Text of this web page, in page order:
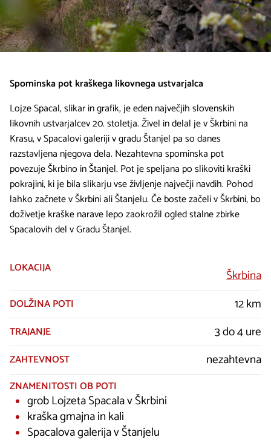
Spominska pot kraškega likovnega ustvarjalca
Lojze Spacal, slikar in grafik, je eden največjih slovenskih
likovnih ustvarjalcev 20. stoletja. Živel in delal je v Škrbini na
Krasu, v Spacalovi galeriji v gradu Štanjel pa so danes
razstavljena njegova dela. Nezahtevna spominska pot
povezuje Škrbino in Štanjel. Pot je speljana po slikoviti kraški
pokrajini, ki je bila slikarju vse življenje največji navdih. Pohod
lahko začnete v Škrbini ali Štanjelu. Če boste začeli v Škrbini, bo
doživetje kraške narave lepo zaokrožil ogled stalne zbirke
Spacalovih del v Gradu Štanjel.
LOKACIJA Škrbina
DOLŽINA POTI 12 km
TRAJANJE 3 do 4 ure
ZAHTEVNOST nezahtevna
ZNAMENITOSTI OB POTI
grob Lojzeta Spacala v Škrbini
kraška gmajna in kali
Spacalova galerija v Štanjelu